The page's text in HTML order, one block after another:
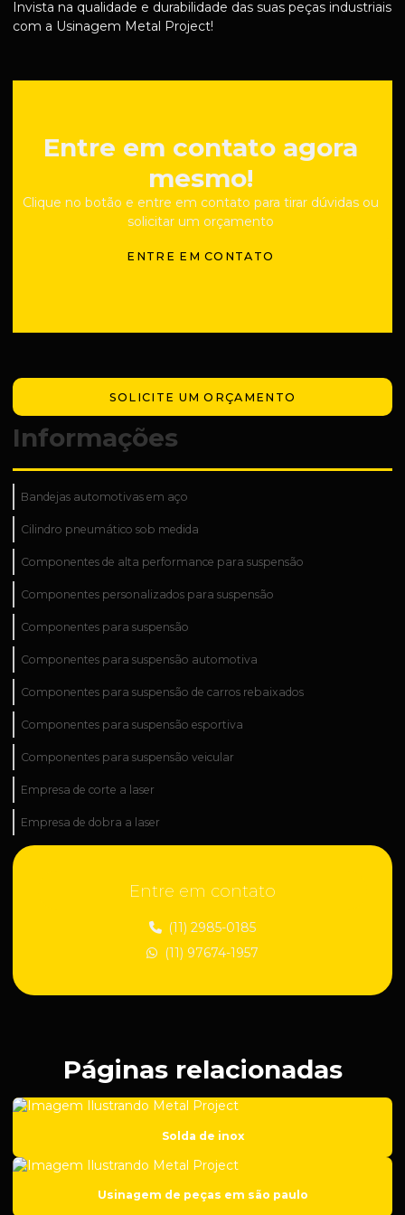
Invista na qualidade e durabilidade das suas peças industriais
com a Usinagem Metal Project!
Entre em contato agora
mesmo!
Clique no botão e entre em contato para tirar dúvidas ou
solicitar um orçamento
ENTRE EM CONTATO
SOLICITE UM ORÇAMENTO
Informações
Bandejas automotivas em aço
Cilindro pneumático sob medida
Componentes de alta performance para suspensão
Componentes personalizados para suspensão
Componentes para suspensão
Componentes para suspensão automotiva
Componentes para suspensão de carros rebaixados
Componentes para suspensão esportiva
Componentes para suspensão veicular
Empresa de corte a laser
Empresa de dobra a laser
Empresa de fabricação de peças técnicas
Empresa de industrialização de peças
Empresa de manutenção industrial
Empresa de solda em aço carbono
Empresa de solda em ferro fundido
Entre em contato
(11) 2985-0185
(11) 97674-1957
Páginas relacionadas
Solda de inox
Usinagem de peças em são paulo